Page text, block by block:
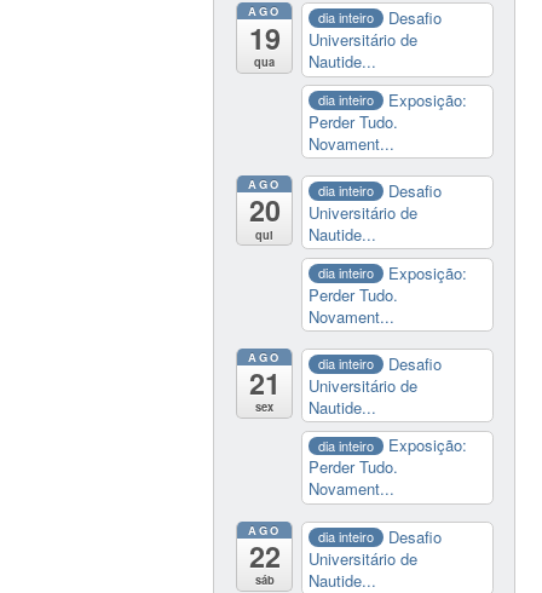
AGO
19
qua
dia inteiro
Desafio
Universitário de
Nautide...
dia inteiro
Exposição:
Perder Tudo.
Novament...
AGO
20
qui
dia inteiro
Desafio
Universitário de
Nautide...
dia inteiro
Exposição:
Perder Tudo.
Novament...
AGO
21
sex
dia inteiro
Desafio
Universitário de
Nautide...
dia inteiro
Exposição:
Perder Tudo.
Novament...
AGO
22
sáb
dia inteiro
Desafio
Universitário de
Nautide...